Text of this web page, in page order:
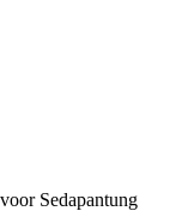
Sedapantung